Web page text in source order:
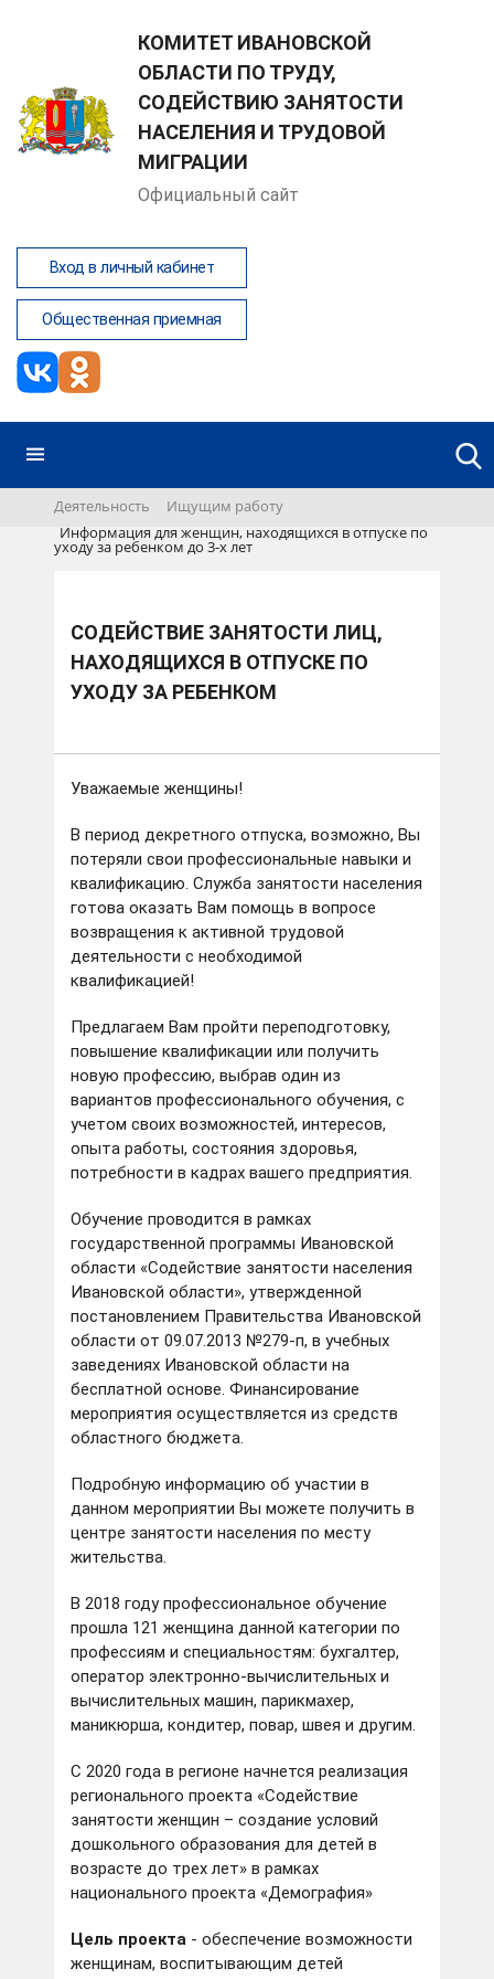
КОМИТЕТ ИВАНОВСКОЙ
ОБЛАСТИ ПО ТРУДУ,
СОДЕЙСТВИЮ ЗАНЯТОСТИ
НАСЕЛЕНИЯ И ТРУДОВОЙ
МИГРАЦИИ
Официальный сайт
Вход в личный кабинет
Общественная приемная
Деятельность
Ищущим работу
Информация для женщин, находящихся в отпуске по
уходу за ребенком до 3-х лет
СОДЕЙСТВИЕ ЗАНЯТОСТИ ЛИЦ,
НАХОДЯЩИХСЯ В ОТПУСКЕ ПО
УХОДУ ЗА РЕБЕНКОМ
Уважаемые женщины!
В период декретного отпуска, возможно, Вы
потеряли свои профессиональные навыки и
квалификацию. Служба занятости населения
готова оказать Вам помощь в вопросе
возвращения к активной трудовой
деятельности с необходимой
квалификацией!
Предлагаем Вам пройти переподготовку,
повышение квалификации или получить
новую профессию, выбрав один из
вариантов профессионального обучения, с
учетом своих возможностей, интересов,
опыта работы, состояния здоровья,
потребности в кадрах вашего предприятия.
Обучение проводится в рамках
государственной программы Ивановской
области «Содействие занятости населения
Ивановской области», утвержденной
постановлением Правительства Ивановской
области от 09.07.2013 №279-п, в учебных
заведениях Ивановской области на
бесплатной основе. Финансирование
мероприятия осуществляется из средств
областного бюджета.
Подробную информацию об участии в
данном мероприятии Вы можете получить в
центре занятости населения по месту
жительства.
В 2018 году профессиональное обучение
прошла 121 женщина данной категории по
профессиям и специальностям: бухгалтер,
оператор электронно-вычислительных и
вычислительных машин, парикмахер,
маникюрша, кондитер, повар, швея и другим.
С 2020 года в регионе начнется реализация
регионального проекта «Содействие
занятости женщин – создание условий
дошкольного образования для детей в
возрасте до трех лет» в рамках
национального проекта «Демография»
Цель проекта - обеспечение возможности
женщинам, воспитывающим детей